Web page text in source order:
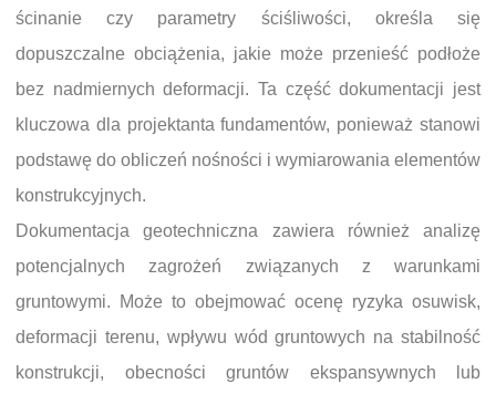
ścinanie czy parametry ściśliwości, określa się
dopuszczalne obciążenia, jakie może przenieść podłoże
bez nadmiernych deformacji. Ta część dokumentacji jest
kluczowa dla projektanta fundamentów, ponieważ stanowi
podstawę do obliczeń nośności i wymiarowania elementów
konstrukcyjnych.
Dokumentacja geotechniczna zawiera również analizę
potencjalnych zagrożeń związanych z warunkami
gruntowymi. Może to obejmować ocenę ryzyka osuwisk,
deformacji terenu, wpływu wód gruntowych na stabilność
konstrukcji, obecności gruntów ekspansywnych lub